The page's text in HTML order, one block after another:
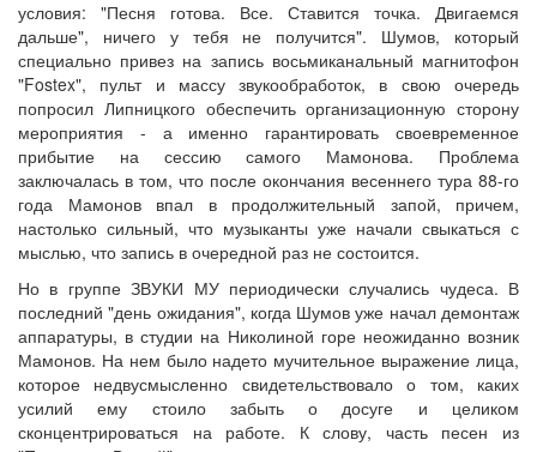
условия: "Песня готова. Все. Ставится точка. Двигаемся
дальше", ничего у тебя не получится". Шумов, который
специально привез на запись восьмиканальный магнитофон
"Fostex", пульт и массу звукообработок, в свою очередь
попросил Липницкого обеспечить организационную сторону
мероприятия - а именно гарантировать своевременное
прибытие на сессию самого Мамонова. Проблема
заключалась в том, что после окончания весеннего тура 88-го
года Мамонов впал в продолжительный запой, причем,
настолько сильный, что музыканты уже начали свыкаться с
мыслью, что запись в очередной раз не состоится.
Но в группе ЗВУКИ МУ периодически случались чудеса. В
последний "день ожидания", когда Шумов уже начал демонтаж
аппаратуры, в студии на Николиной горе неожиданно возник
Мамонов. На нем было надето мучительное выражение лица,
которое недвусмысленно свидетельствовало о том, каких
усилий ему стоило забыть о досуге и целиком
сконцентрироваться на работе. К слову, часть песен из